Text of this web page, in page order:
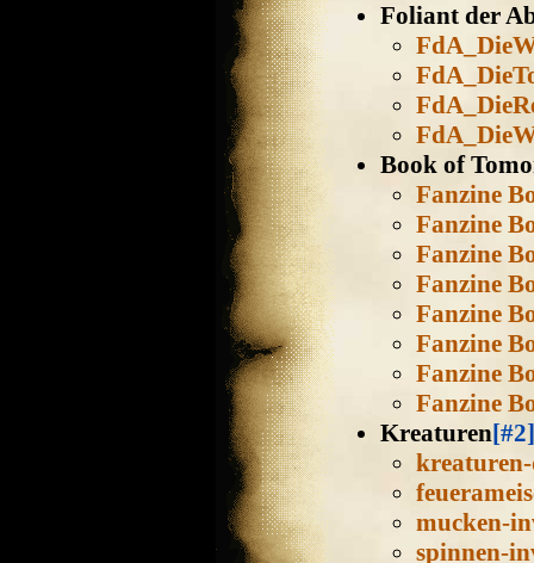
Foliant der
Book of
Fanzine
Fanzine
Fanzine
Fanzine
Fanzine
Fanzine
Fanzine
Fanzine
Kreaturen[#2]
mucken-
spinnen-